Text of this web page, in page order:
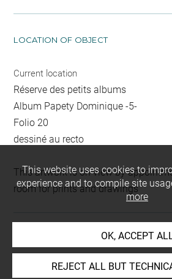
LOCATION OF OBJECT
Current location
Réserve des petits albums
Album Papety Dominique -5-
Folio 20
dessiné au recto
This artwork is on view by
room for prints and drawings
Collections
This website uses cookies to
experience and to compile site
more
OK, ACCEPT
REJECT ALL BUT